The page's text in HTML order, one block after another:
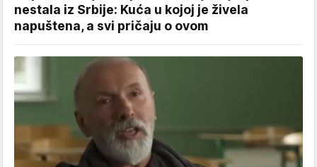
nestala iz Srbije: Kuća u kojoj je živela
napuštena, a svi pričaju o ovom